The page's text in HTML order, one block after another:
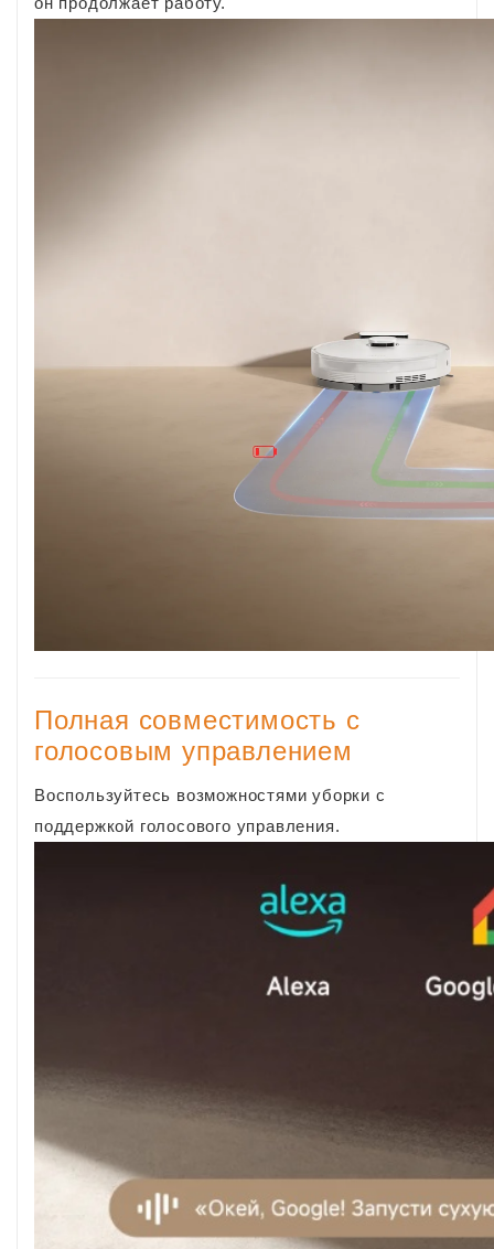
Полная совместимость с
голосовым управлением
Воспользуйтесь возможностями уборки с
поддержкой голосового управления.